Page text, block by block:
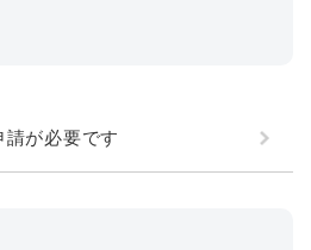
が必要です